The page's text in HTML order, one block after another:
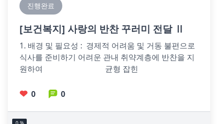
진행완료
[보건복지] 사랑의 반찬 꾸러미 전달 Ⅱ
1. 배경 및 필요성 :  경제적 어려움 및 거동 불편으로
식사를 준비하기 어려운 관내 취약계층에 반찬을 지
원하여                                균형 잡힌
0 0